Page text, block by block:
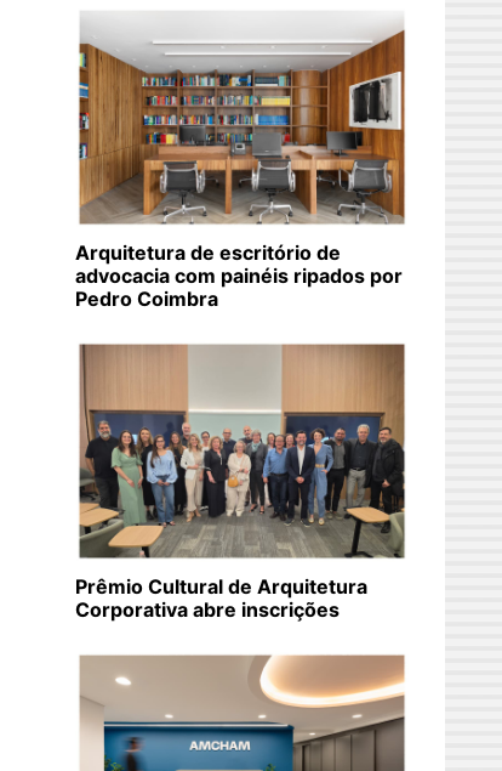
Arquitetura de escritório de
advocacia com painéis ripados por
Pedro Coimbra
Prêmio Cultural de Arquitetura
Corporativa abre inscrições